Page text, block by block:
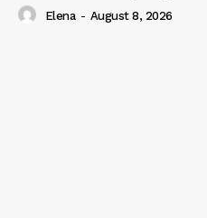
Elena - August 8, 2026